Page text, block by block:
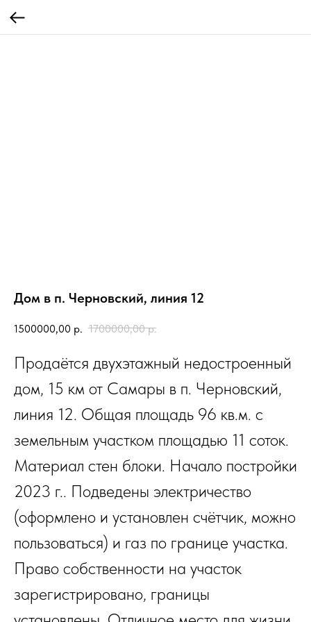
Дом в п. Черновский, линия 12
1500000,00 р. 1700000,00 р.
Продаётся двухэтажный недостроенный
дом, 15 км от Самары в п. Черновский,
линия 12. Общая площадь 96 кв.м. с
земельным участком площадью 11 соток.
Материал стен блоки. Начало постройки
2023 г.. Подведены электричество
(оформлено и установлен счётчик, можно
пользоваться) и газ по границе участка.
Право собственности на участок
зарегистрировано, границы